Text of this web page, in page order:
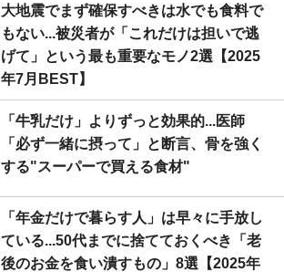
大地震でまず確保すべきは水でも食料で
もない...被災者が「これだけは担いで逃
げて」という最も重要なモノ2選【2025
年7月BEST】
「牛乳だけ」よりずっと効果的...医師
「必ず一緒に摂って」と断言、骨を強く
する"スーパーで買える食材"
「年金だけで暮らす人」は早々に手放し
ている...50代までに捨てておくべき「老
後のお金を食い潰すもの」8選【2025年